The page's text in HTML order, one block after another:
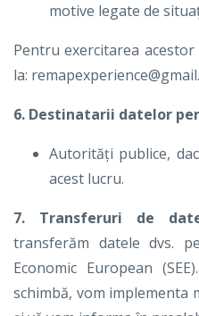
motive legate de
Pentru exercitarea
la: remapexperience
6. Destinatarii datelor
Autorități publice,
acest lucru.
7. Transferuri de
transferăm datele dvs.
Economic European
schimbă, vom implementa